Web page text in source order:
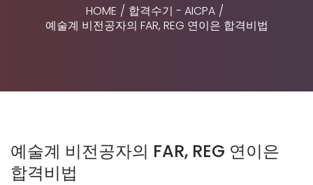
HOME / 합격수기 - AICPA /
예술계 비전공자의 FAR, REG 연이은 합격비법
예술계 비전공자의 FAR, REG 연이은
합격비법